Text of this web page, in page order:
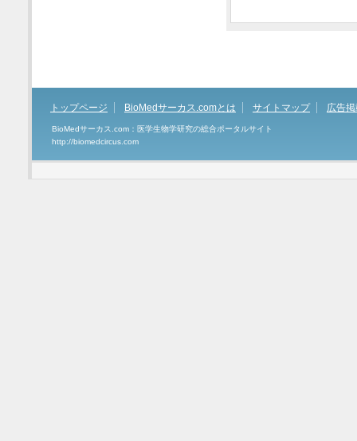
トップページ BioMedサーカス.comとは サイトマップ 広告
BioMedサーカス.com：医学生物学研究の総合ポータルサイト
http://biomedcircus.com